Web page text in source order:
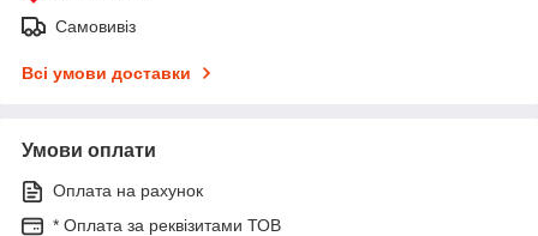
Самовивіз
Всі умови доставки
Умови оплати
Оплата на рахунок
* Оплата за реквізитами ТОВ